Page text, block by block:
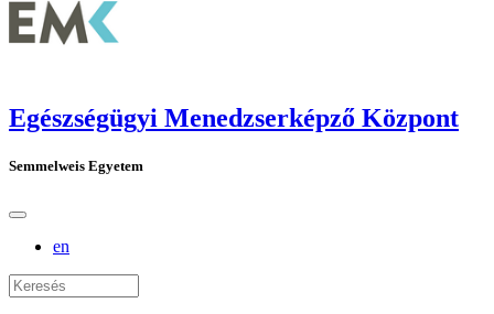
Egészségügyi Menedzserképző Központ
Semmelweis Egyetem
en